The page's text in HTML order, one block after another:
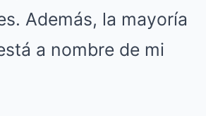
Además, la mayoría
a nombre de mi